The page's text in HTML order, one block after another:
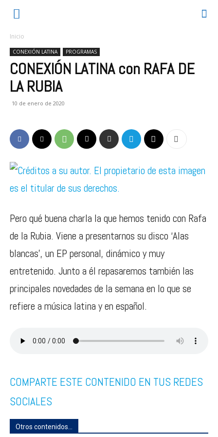
Inicio
CONEXIÓN LATINA PROGRAMAS
CONEXIÓN LATINA con RAFA DE
LA RUBIA
10 de enero de 2020
Pero qué buena charla la que hemos tenido con Rafa
de la Rubia. Viene a presentarnos su disco ‘Alas
blancas’, un EP personal, dinámico y muy
entretenido. Junto a él repasaremos también las
principales novedades de la semana en lo que se
refiere a música latina y en español.
COMPARTE ESTE CONTENIDO EN TUS REDES
SOCIALES
Otros contenidos...